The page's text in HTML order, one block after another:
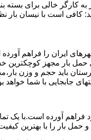
خالی برای بسته
است با نیسان بار
ایران را فراهم
حمل بار مجهز
باید حجم و وزن
جابجایی با شما خواهد
خود فراهم آورده
بار را با بهترین